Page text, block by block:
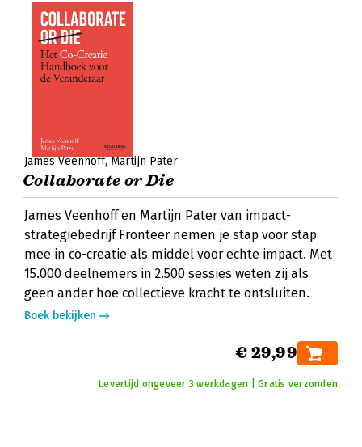
James Veenhoff Martijn Pater
Collaborate or Die
James Veenhoff en Martijn Pater van impact-
strategiebedrijf Fronteer nemen je stap voor stap
mee in co-creatie als middel voor echte impact. Met
15.000 deelnemers in 2.500 sessies weten zij als
geen ander hoe collectieve kracht te ontsluiten.
Boek bekijken
€ 29,99
Levertijd ongeveer 3 werkdagen | Gratis verzonden